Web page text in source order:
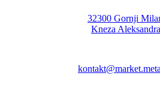
32300 Gornji
Kneza